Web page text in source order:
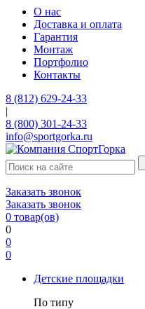
О нас
Доставка и оплата
Гарантия
Монтаж
Портфолио
Контакты
8 (812) 629-24-33
|
8 (800) 301-24-33
info@sportgorka.ru
Заказать звонок
Заказать звонок
0 товар(ов)
0
0
0
Детские площадки
По типу